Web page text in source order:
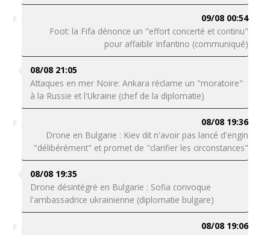
09/08 00:54
Foot: la Fifa dénonce un "effort concerté et continu"
pour affaiblir Infantino (communiqué)
08/08 21:05
Attaques en mer Noire: Ankara réclame un "moratoire"
à la Russie et l'Ukraine (chef de la diplomatie)
08/08 19:36
Drone en Bulgarie : Kiev dit n'avoir pas lancé d'engin
"délibérément" et promet de "clarifier les circonstances"
08/08 19:35
Drone désintégré en Bulgarie : Sofia convoque
l'ambassadrice ukrainienne (diplomatie bulgare)
08/08 19:06